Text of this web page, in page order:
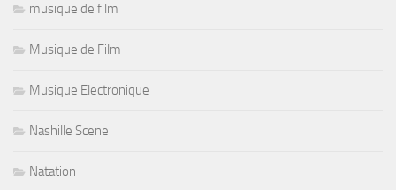
musique de film
Musique de Film
Musique Electronique
Nashille Scene
Natation